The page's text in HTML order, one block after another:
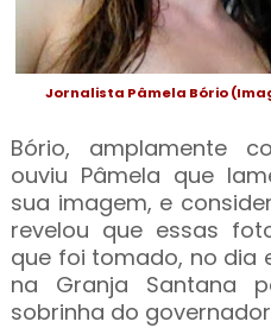
Jornalista Pâmela Bório
Bório, amplamente
ouviu Pâmela que
sua imagem, e
revelou que essas
que foi tomado, no dia
na Granja Santana
sobrinha do